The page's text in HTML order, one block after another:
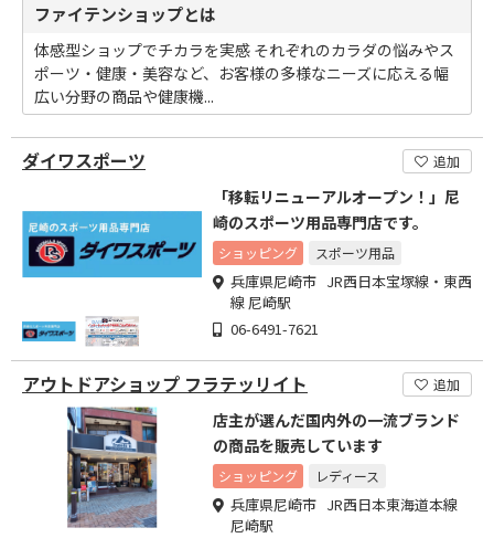
ファイテンショップとは
体感型ショップでチカラを実感 それぞれのカラダの悩みやス
ポーツ・健康・美容など、お客様の多様なニーズに応える幅
広い分野の商品や健康機...
ダイワスポーツ 追加
「移転リニューアルオープン！」尼
崎のスポーツ用品専門店です。
ショッピング スポーツ用品
兵庫県尼崎市 JR西日本宝塚線・東西
線 尼崎駅
06-6491-7621
アウトドアショップ フラテッリイト 追加
店主が選んだ国内外の一流ブランド
の商品を販売しています
ショッピング レディース
兵庫県尼崎市 JR西日本東海道本線
尼崎駅